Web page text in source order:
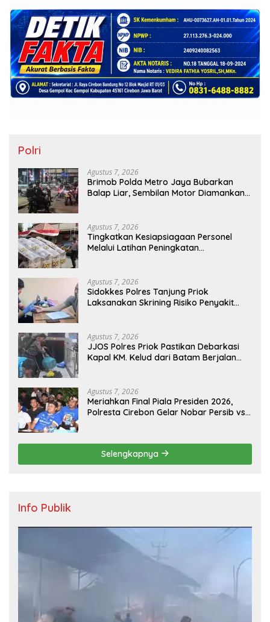
Polri
Agustus 7, 2026
Brimob Polda Metro Jaya Bubarkan
Balap Liar, Sembilan Motor Diamankan
Agustus 7, 2026
Tingkatkan Kesiapsiagaan Personel
Melalui Latihan Peningkatan
Agustus 7, 2026
Sidokkes Polres Tanjung Priok
Laksanakan Skrining Risiko Penyakit
Agustus 7, 2026
JJOS Polres Priok Pastikan Debarkasi
Kapal KM. Kelud dari Batam Berjalan
Agustus 7, 2026
Meriahkan Final Piala Presiden 2026,
Polresta Cirebon Gelar Nobar Persib vs
Selengkapnya
Info Publik